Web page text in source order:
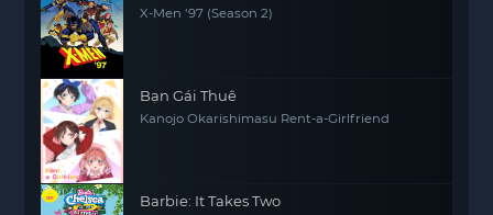
X-Men '97 (Season 2)
Bạn Gái Thuê
Kanojo Okarishimasu Rent-a-Girlfriend
Barbie: It Takes Two